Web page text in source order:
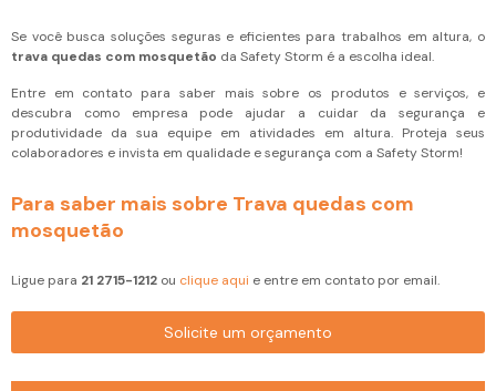
Se você busca soluções seguras e eficientes para trabalhos em altura, o
trava quedas com mosquetão da Safety Storm é a escolha ideal.
Entre em contato para saber mais sobre os produtos e serviços, e
descubra como empresa pode ajudar a cuidar da segurança e
produtividade da sua equipe em atividades em altura. Proteja seus
colaboradores e invista em qualidade e segurança com a Safety Storm!
Para saber mais sobre Trava quedas com
mosquetão
Ligue para 21 2715-1212 ou clique aqui e entre em contato por email.
Solicite um orçamento